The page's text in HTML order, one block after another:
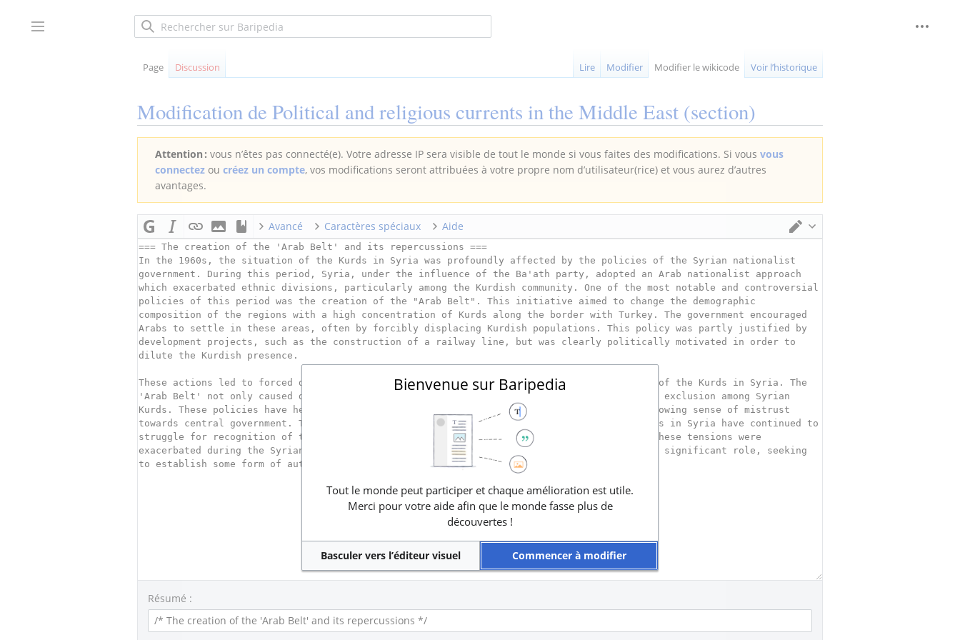
au Afficher / masquer la barre latérale Outils
replié
Page Discussion Lire Modifier Modifier le wikicode Voir l’historique
Modification de Political and religious currents in the Middle East (section)
Attention : vous n’êtes pas connecté(e). Votre adresse IP sera visible de tout le monde si vous faites des modifications. Si vous vous
connectez ou créez un compte, vos modifications seront attribuées à votre propre nom d’utilisateur(rice) et vous aurez d’autres
avantages.
Changer d’éditeur
Avancé Caractères spéciaux Aide
Résumé :
Bienvenue sur Baripedia
Tout le monde peut participer et chaque amélioration est utile.
Merci pour votre aide afin que le monde fasse plus de
découvertes !
Basculer vers l’éditeur visuel Commencer à modifier